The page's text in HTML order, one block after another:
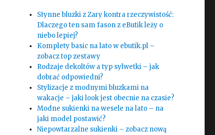
Słynne bluzki z Zary kontra rzeczywistość:
Dlaczego ten sam fason z eButik leży o
niebo lepiej?
Komplety basic na lato w ebutik.pl –
zobacz top zestawy
Rodzaje dekoltów a typ sylwetki – jak
dobrać odpowiedni?
Stylizacje z modnymi bluzkami na
wakacje – jaki look jest obecnie na czasie?
Modne sukienki na wesele na lato – na
jaki model postawić?
Niepowtarzalne sukienki – zobacz nową